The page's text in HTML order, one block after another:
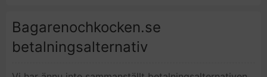
Bagarenochkocken.se
betalningsalternativ